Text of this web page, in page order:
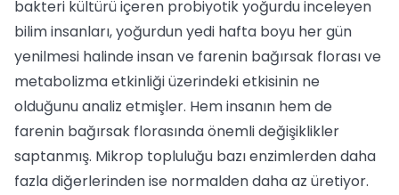
bakteri kültürü içeren probiyotik yoğurdu inceleyen
bilim insanları, yoğurdun yedi hafta boyu her gün
yenilmesi halinde insan ve farenin bağırsak florası ve
metabolizma etkinliği üzerindeki etkisinin ne
olduğunu analiz etmişler. Hem insanın hem de
farenin bağırsak florasında önemli değişiklikler
saptanmış. Mikrop topluluğu bazı enzimlerden daha
fazla diğerlerinden ise normalden daha az üretiyor.